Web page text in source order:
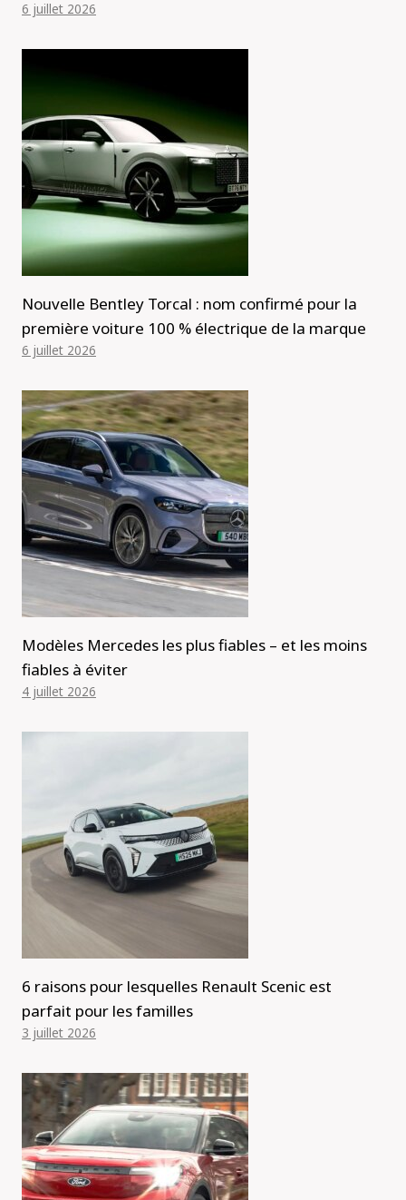
6 juillet 2026
Nouvelle Bentley Torcal : nom confirmé pour la
première voiture 100 % électrique de la marque
6 juillet 2026
Modèles Mercedes les plus fiables – et les moins
fiables à éviter
4 juillet 2026
6 raisons pour lesquelles Renault Scenic est
parfait pour les familles
3 juillet 2026